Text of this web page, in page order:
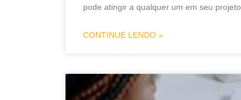
pode atingir a qualquer um em seu projeto.
CONTINUE LENDO »